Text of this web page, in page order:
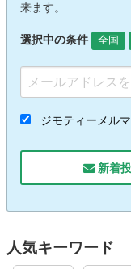
来ます。
選択中の条件 全国
ジモティーメル
新着
人気キーワード